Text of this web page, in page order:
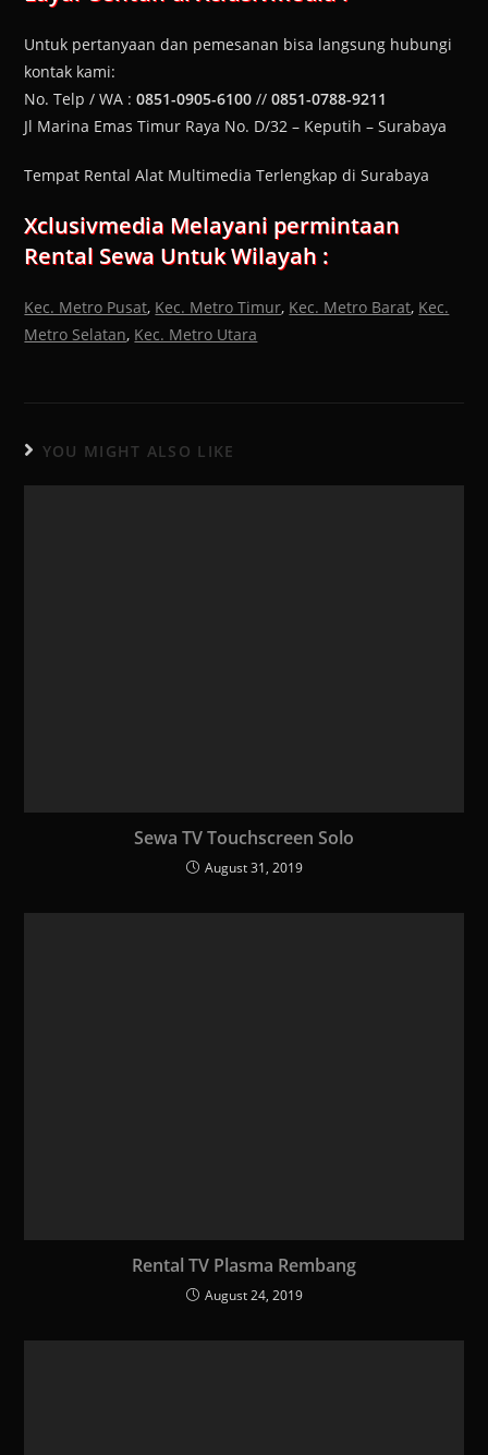
Untuk pertanyaan dan pemesanan bisa langsung hubungi
kontak kami:
No. Telp / WA :0851-0905-6100 //0851-0788-9211
Jl Marina Emas Timur Raya No. D/32 – Keputih – Surabaya
Tempat Rental Alat Multimedia Terlengkap di Surabaya
Xclusivmedia Melayani permintaan
Rental Sewa Untuk Wilayah :
Kec. Metro Pusat, Kec. Metro Timur, Kec. Metro Barat, Kec.
Metro Selatan, Kec. Metro Utara
YOU MIGHT ALSO LIKE
Sewa TV Touchscreen Solo
August 31, 2019
Rental TV Plasma Rembang
August 24, 2019